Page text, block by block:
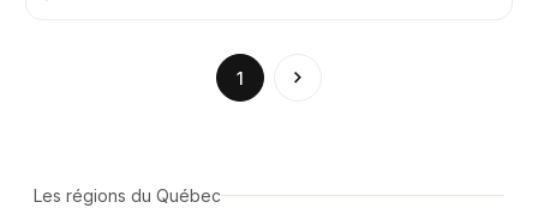
1
(current)
Les régions du Québec